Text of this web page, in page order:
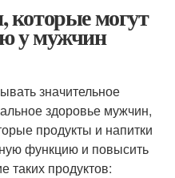
могут
у мужчин
значительное
здоровье мужчин,
продукты и напитки
функцию и повысить
таких продуктов: